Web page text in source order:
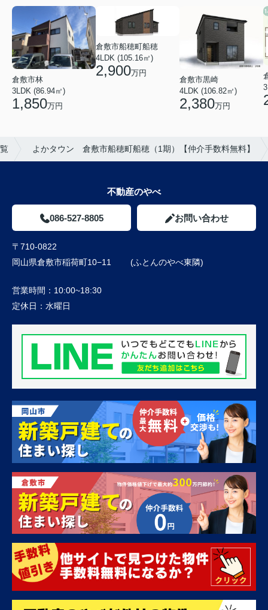
倉敷市林
3LDK (86.94㎡)
1,850万円
倉敷市船穂町船穂
4LDK (105.16㎡)
2,900万円
倉敷市黒崎
4LDK (106.82㎡)
2,380万円
よかタウン 倉敷市船穂町船穂（1期）【仲介手数料無料】
不動産のやべ
086-527-8805 お問い合わせ
〒710-0822
岡山県倉敷市稲荷町10−11 (ふとんのやべ東隣)
営業時間： 10:00~18:30
定休日： 水曜日